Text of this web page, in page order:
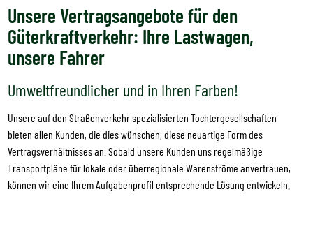
Unsere Vertragsangebote für den
Güterkraftverkehr: Ihre Lastwagen,
unsere Fahrer
Umweltfreundlicher und in Ihren Farben!
Unsere auf den Straßenverkehr spezialisierten Tochtergesellschaften
bieten allen Kunden, die dies wünschen, diese neuartige Form des
Vertragsverhältnisses an. Sobald unsere Kunden uns regelmäßige
Transportpläne für lokale oder überregionale Warenströme anvertrauen,
können wir eine Ihrem Aufgabenprofil entsprechende Lösung entwickeln.